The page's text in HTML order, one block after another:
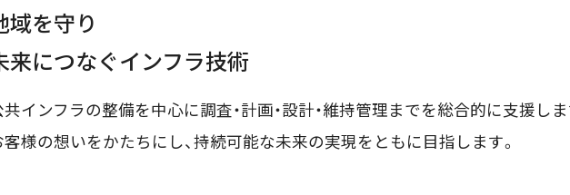
域を守り
来につなぐインフラ技術
共インフラの整備を中心に調査・計画・設計・維持管理までを総合的に支援しま
客様の想いをかたちにし、持続可能な未来の実現をともに目指します。